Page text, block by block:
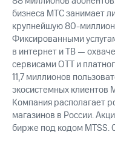
бизнеса МТС занимает
крупнейшую 80-
Фиксированными
в интернет и ТВ —
сервисами OTT и
11,7 миллионов
экосистемных
Компания располагает
магазинов в России.
бирже под кодом MTSS.